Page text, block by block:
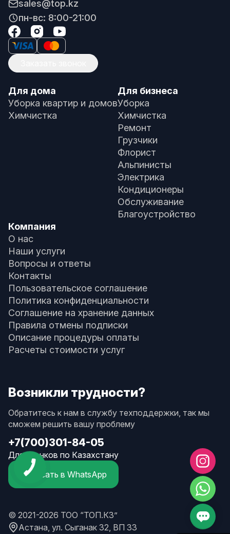
sales@top.kz
пн-вс: 8:00-21:00
Для дома
Уборка квартир и домов
Химчистка
Для бизнеса
Уборка
Химчистка
Ремонт
Грузчики
Флорист
Альпинисты
Электрика
Кондиционеры
Обслуживание
Благоустройство
Компания
О нас
Наши услуги
Вопросы и ответы
Контакты
Пользовательское соглашение
Политика конфиденциальности
Соглашение на хранение данных
Правила отмены подписки
Описание процедуры оплаты
Расчеты стоимости услуг
Возникли трудности?
Обратитесь к нам в службу техподдержки, так мы
сможем решить вашу проблему
+7(700)301-84-05
Для звонков по Казахстану
Написать в WhatsApp
© 2021-2026 ТОО “ТОП.КЗ”
Астана, ул. Сыганак 32, ВП 33